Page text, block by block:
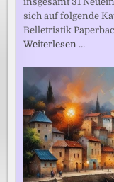
sich auf folgende
Belletristik
Weiterlesen …